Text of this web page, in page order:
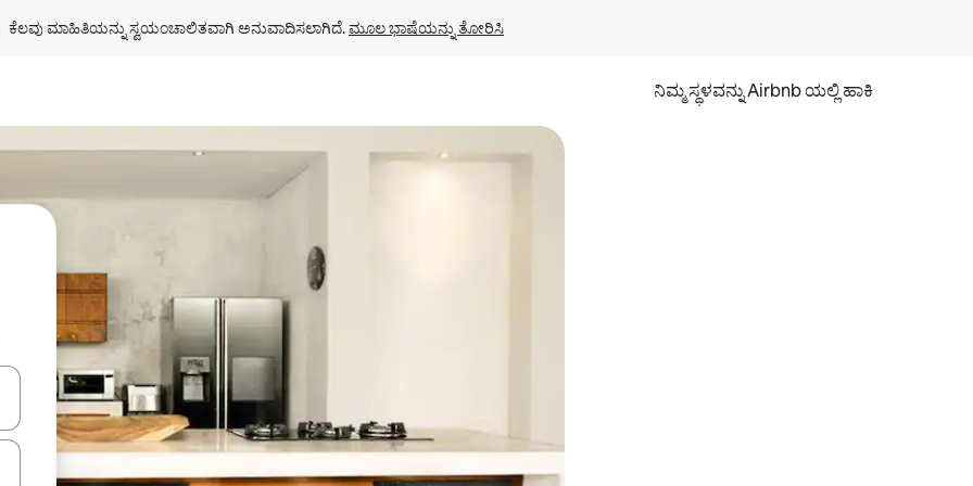
ಕೆಲವು ಮಾಹಿತಿಯನ್ನು ಸ್ವಯಂಚಾಲಿತವಾಗಿ ಅನುವಾದಿಸಲಾಗಿದೆ. ಮೂಲ ಭಾಷೆಯನ್ನು ತೋರಿಸಿ
ನಿಮ್ಮ ಸ್ಥಳವನ್ನು Airbnb ಯಲ್ಲಿ ಹಾಕಿ
ನ್ಯಾವಿಗೇಟ್ ಮಾಡಿ ಅಥವಾ ಸ್ಪರ್ಶ ಅಥವಾ ಸ್ವೈಪ್ ಗೆಸ್ಚರ್‌ಗಳ ಮೂಲಕ ಅನ್ವೇಷಿಸಿ.